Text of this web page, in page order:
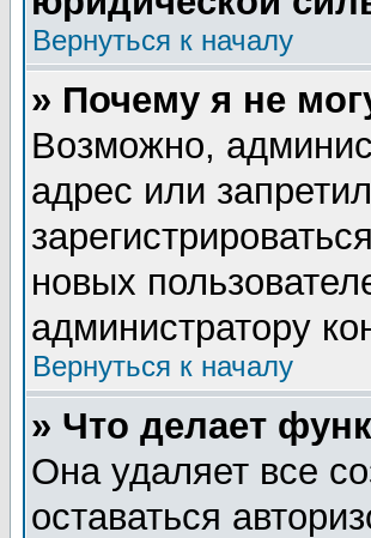
Вернуться к началу
» Почему я не
Возможно,
адрес или
новых
администратору
Вернуться к началу
» Что делает
Она удаляет все
оставаться